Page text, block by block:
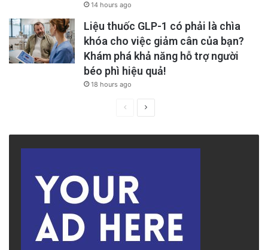
14 hours ago
Liệu thuốc GLP-1 có phải là chìa
khóa cho việc giảm cân của bạn?
Khám phá khả năng hỗ trợ người
béo phì hiệu quả!
18 hours ago
PreviousNext